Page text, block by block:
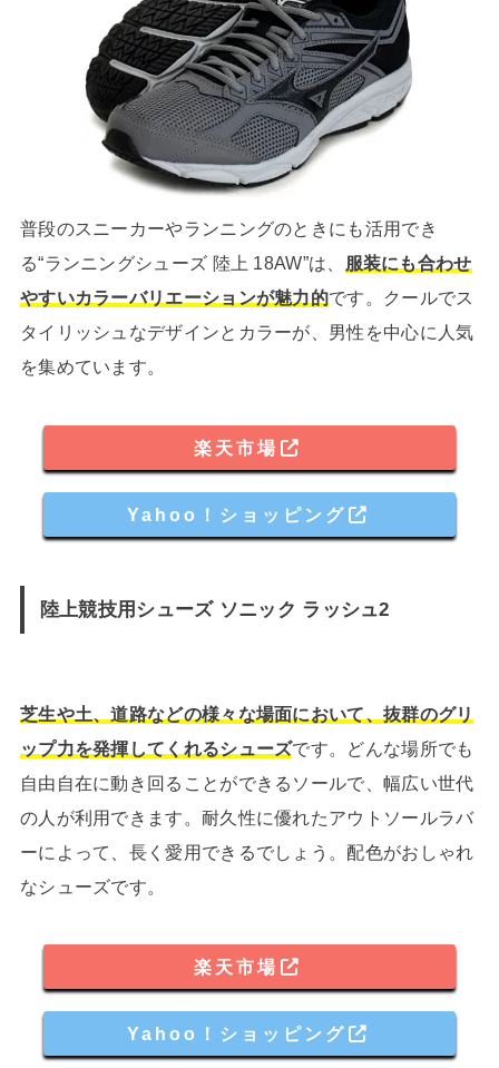
普段のスニーカーやランニングのときにも活用でき
る“ランニングシューズ 陸上 18AW”は、
服装にも合わせ
やすいカラーバリエーションが魅力的です。クールでス
タイリッシュなデザインとカラーが、男性を中心に人気
を集めています。
楽天市場
Yahoo！ショッピング
陸上競技用シューズ ソニック ラッシュ2
芝生や土、道路などの様々な場面において、抜群のグリ
ップ力を発揮してくれるシューズです。どんな場所でも
自由自在に動き回ることができるソールで、幅広い世代
の人が利用できます。耐久性に優れたアウトソールラバ
ーによって、長く愛用できるでしょう。配色がおしゃれ
なシューズです。
楽天市場
Yahoo！ショッピング